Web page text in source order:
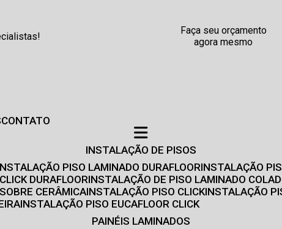
Faça seu orçamento
agora mesmo
CONTATO
INSTALAÇÃO DE PISOS
INSTALAÇÃO PISO LAMINADO DURAFLOOR INSTALAÇÃO
DURAFLOOR INSTALAÇÃO DE PISO LAMINADO
CERÂMICA INSTALAÇÃO PISO CLICK INSTALAÇÃO
INSTALAÇÃO PISO EUCAFLOOR CLICK
PAINÉIS LAMINADOS